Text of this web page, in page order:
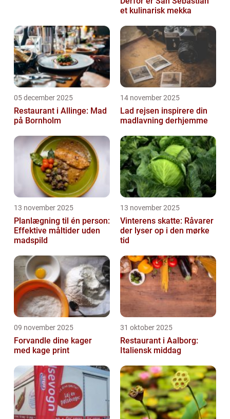
et kulinarisk mekka
05 december 2025
Restaurant i Allinge: Mad
på Bornholm
14 november 2025
Lad rejsen inspirere din
madlavning derhjemme
13 november 2025
Planlægning til én person:
Effektive måltider uden
madspild
13 november 2025
Vinterens skatte: Råvarer
der lyser op i den mørke
tid
09 november 2025
Forvandle dine kager
med kage print
31 oktober 2025
Restaurant i Aalborg:
Italiensk middag